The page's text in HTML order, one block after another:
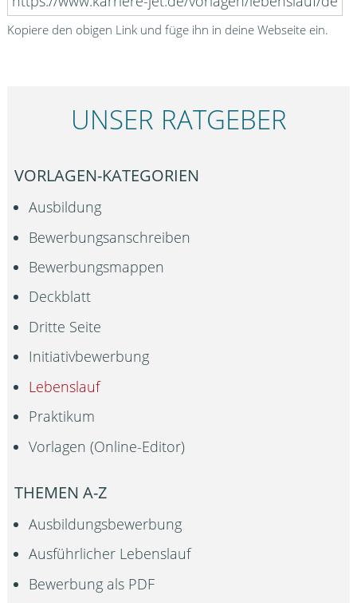
Kopiere den obigen Link und füge ihn in deine Webseite ein.
UNSER RATGEBER
VORLAGEN-KATEGORIEN
Ausbildung
Bewerbungsanschreiben
Bewerbungsmappen
Deckblatt
Dritte Seite
Initiativbewerbung
Lebenslauf
Praktikum
Vorlagen (Online-Editor)
THEMEN A-Z
Ausbildungsbewerbung
Ausführlicher Lebenslauf
Bewerbung als PDF